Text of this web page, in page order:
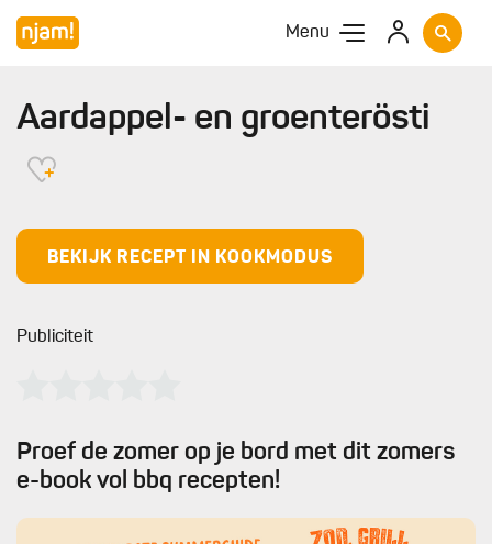
Menu
Aardappel- en groenterösti
BEKIJK RECEPT IN KOOKMODUS
Publiciteit
Proef de zomer op je bord met dit zomers
e-book vol bbq recepten!